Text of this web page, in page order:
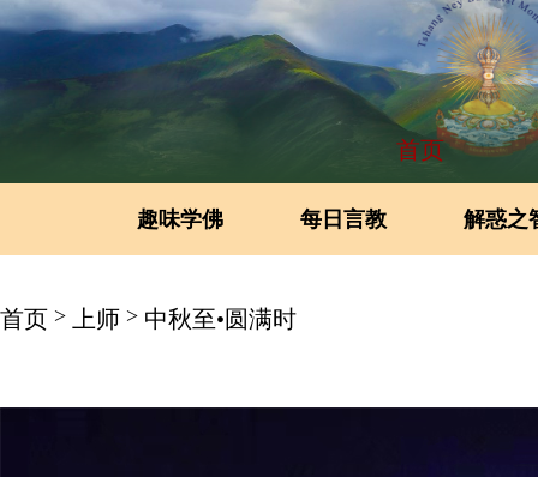
首页
趣味学佛 每日言教 解惑之
首页 > 上师 > 中秋至•圆满时